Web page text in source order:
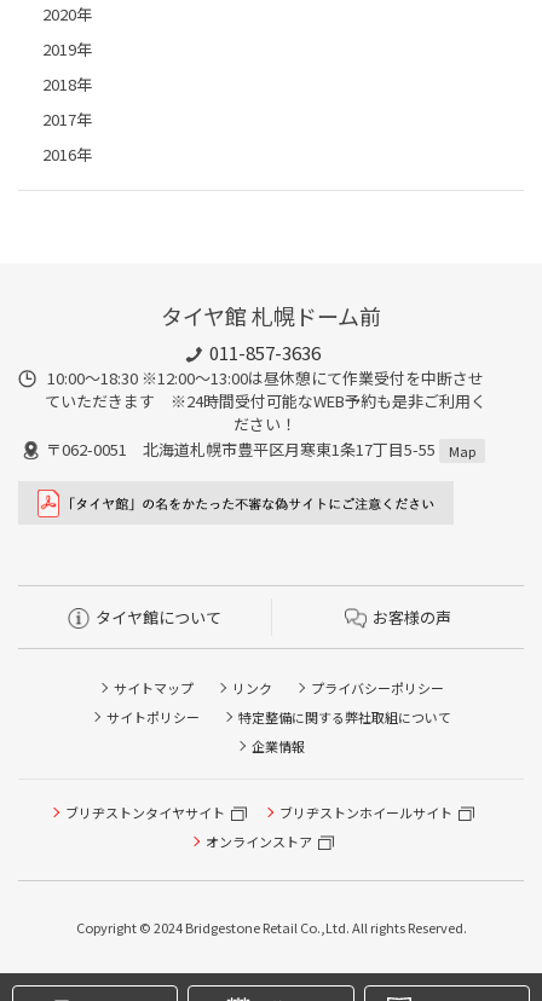
2020年
2019年
2018年
2017年
2016年
タイヤ館 札幌ドーム前
011-857-3636
10:00～18:30 ※12:00～13:00は昼休憩にて作業受付を中断させ
ていただきます ※24時間受付可能なWEB予約も是非ご利用く
ださい！
〒062-0051 北海道札幌市豊平区月寒東1条17丁目5-55
Map
タイヤ館について お客様の声
サイトマップ リンク
プライバシーポリシー
サイトポリシー
特定整備に関する弊社取組について
企業情報
ブリヂストンタイヤサイト
ブリヂストンホイールサイト
オンラインストア
Copyright © 2024 Bridgestone Retail Co.,Ltd. All rights Reserved.
タイヤ点検・安全点検/タイヤ履き替え/オイル交換/その他
ピット作業の予約
本日のタイヤ履き替え順番待ち予約 ※クローク契約会員の